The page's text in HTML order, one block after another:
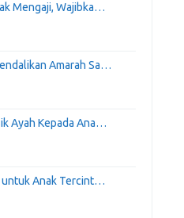
Mengaji, Wajibka…
Amarah Sa…
Ayah Kepada Ana…
untuk Anak Tercint…